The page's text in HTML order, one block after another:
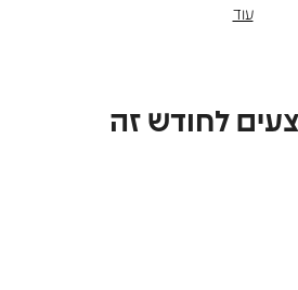
עוד
לחודש זה